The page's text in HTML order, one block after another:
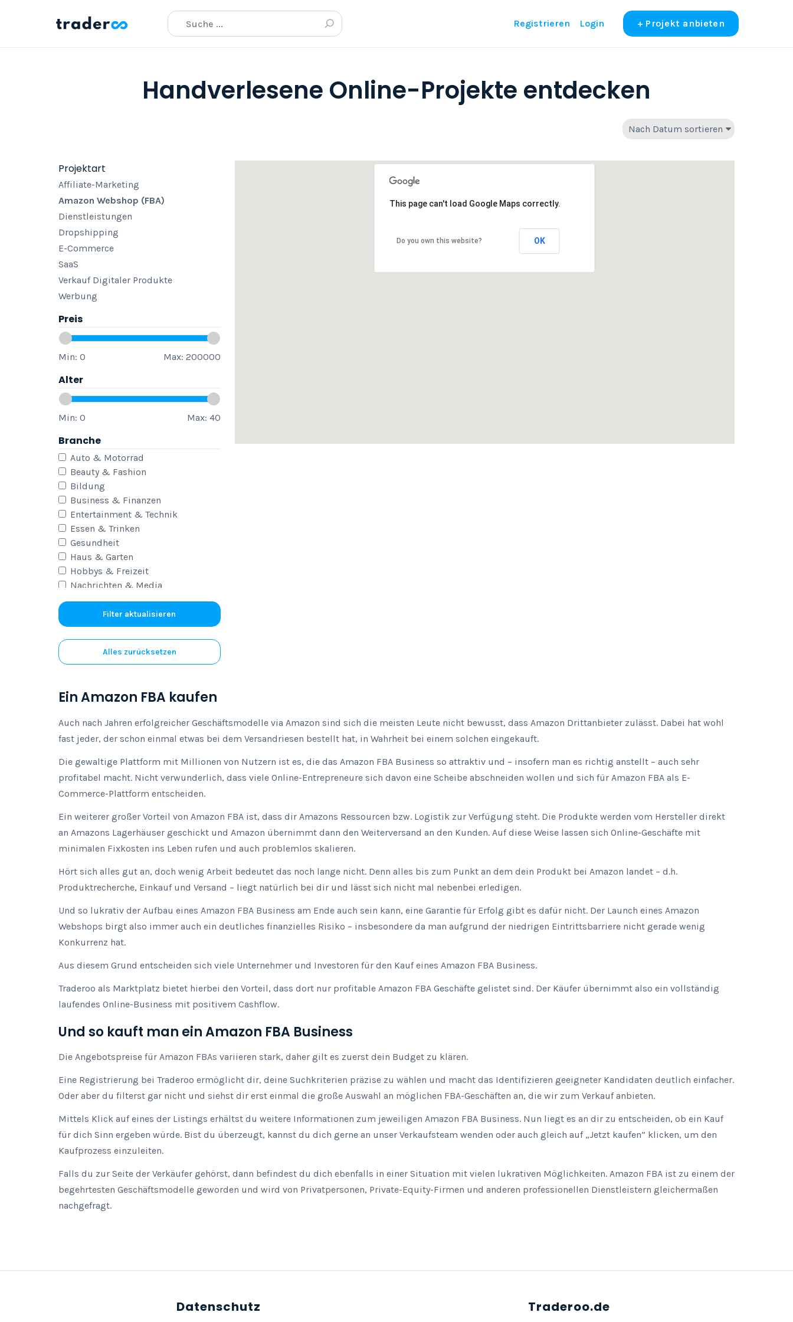
Registrieren Login + Projekt anbieten
Handverlesene Online-Projekte entdecken
Nach Datum sortieren
Projektart
Affiliate-Marketing
Amazon Webshop (FBA)
Dienstleistungen
Dropshipping
E-Commerce
SaaS
Verkauf Digitaler Produkte
Werbung
Preis
Min: 0 Max: 200000
Alter
Min: 0 Max: 40
Branche
Auto & Motorrad
Beauty & Fashion
Bildung
Business & Finanzen
Entertainment & Technik
Essen & Trinken
Gesundheit
Haus & Garten
Hobbys & Freizeit
Nachrichten & Media
Sport & Outdoor
TourismusFilter aktualisieren
Alles zurücksetzen
This page can't load Google Maps correctly.
Do you own this website? OK
Ein Amazon FBA kaufen
Auch nach Jahren erfolgreicher Geschäftsmodelle via Amazon sind sich die meisten Leute nicht bewusst, dass Amazon Drittanbieter zulässt. Dabei hat wohl
fast jeder, der schon einmal etwas bei dem Versandriesen bestellt hat, in Wahrheit bei einem solchen eingekauft.
Die gewaltige Plattform mit Millionen von Nutzern ist es, die das Amazon FBA Business so attraktiv und – insofern man es richtig anstellt – auch sehr
profitabel macht. Nicht verwunderlich, dass viele Online-Entrepreneure sich davon eine Scheibe abschneiden wollen und sich für Amazon FBA als E-
Commerce-Plattform entscheiden.
Ein weiterer großer Vorteil von Amazon FBA ist, dass dir Amazons Ressourcen bzw. Logistik zur Verfügung steht. Die Produkte werden vom Hersteller direkt
an Amazons Lagerhäuser geschickt und Amazon übernimmt dann den Weiterversand an den Kunden. Auf diese Weise lassen sich Online-Geschäfte mit
minimalen Fixkosten ins Leben rufen und auch problemlos skalieren.
Hört sich alles gut an, doch wenig Arbeit bedeutet das noch lange nicht. Denn alles bis zum Punkt an dem dein Produkt bei Amazon landet – d.h.
Produktrecherche, Einkauf und Versand – liegt natürlich bei dir und lässt sich nicht mal nebenbei erledigen.
Und so lukrativ der Aufbau eines Amazon FBA Business am Ende auch sein kann, eine Garantie für Erfolg gibt es dafür nicht. Der Launch eines Amazon
Webshops birgt also immer auch ein deutliches finanzielles Risiko – insbesondere da man aufgrund der niedrigen Eintrittsbarriere nicht gerade wenig
Konkurrenz hat.
Aus diesem Grund entscheiden sich viele Unternehmer und Investoren für den Kauf eines Amazon FBA Business.
Traderoo als Marktplatz bietet hierbei den Vorteil, dass dort nur profitable Amazon FBA Geschäfte gelistet sind. Der Käufer übernimmt also ein vollständig
laufendes Online-Business mit positivem Cashflow.
Und so kauft man ein Amazon FBA Business
Die Angebotspreise für Amazon FBAs variieren stark, daher gilt es zuerst dein Budget zu klären.
Eine Registrierung bei Traderoo ermöglicht dir, deine Suchkriterien präzise zu wählen und macht das Identifizieren geeigneter Kandidaten deutlich einfacher.
Oder aber du filterst gar nicht und siehst dir erst einmal die große Auswahl an möglichen FBA-Geschäften an, die wir zum Verkauf anbieten.
Mittels Klick auf eines der Listings erhältst du weitere Informationen zum jeweiligen Amazon FBA Business. Nun liegt es an dir zu entscheiden, ob ein Kauf
für dich Sinn ergeben würde. Bist du überzeugt, kannst du dich gerne an unser Verkaufsteam wenden oder auch gleich auf „Jetzt kaufen” klicken, um den
Kaufprozess einzuleiten.
Falls du zur Seite der Verkäufer gehörst, dann befindest du dich ebenfalls in einer Situation mit vielen lukrativen Möglichkeiten. Amazon FBA ist zu einem der
begehrtesten Geschäftsmodelle geworden und wird von Privatpersonen, Private-Equity-Firmen und anderen professionellen Dienstleistern gleichermaßen
nachgefragt.